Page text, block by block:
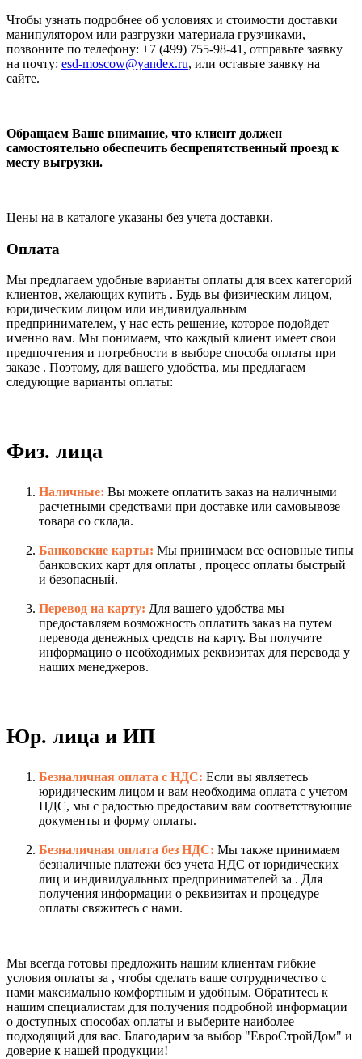
Чтобы узнать подробнее об условиях и стоимости доставки
манипулятором или разгрузки материала грузчиками,
позвоните по телефону: +7 (499) 755-98-41, отправьте заявку
на почту: esd-moscow@yandex.ru, или оставьте заявку на
сайте.
Обращаем Ваше внимание, что клиент должен
самостоятельно обеспечить беспрепятственный проезд к
месту выгрузки.
Цены на в каталоге указаны без учета доставки.
Оплата
Мы предлагаем удобные варианты оплаты для всех категорий
клиентов, желающих купить . Будь вы физическим лицом,
юридическим лицом или индивидуальным
предпринимателем, у нас есть решение, которое подойдет
именно вам. Мы понимаем, что каждый клиент имеет свои
предпочтения и потребности в выборе способа оплаты при
заказе . Поэтому, для вашего удобства, мы предлагаем
следующие варианты оплаты:
Физ. лица
Наличные: Вы можете оплатить заказ на наличными
расчетными средствами при доставке или самовывозе
товара со склада.
Банковские карты: Мы принимаем все основные типы
банковских карт для оплаты , процесс оплаты быстрый
и безопасный.
Перевод на карту: Для вашего удобства мы
предоставляем возможность оплатить заказ на путем
перевода денежных средств на карту. Вы получите
информацию о необходимых реквизитах для перевода у
наших менеджеров.
Юр. лица и ИП
Безналичная оплата с НДС: Если вы являетесь
юридическим лицом и вам необходима оплата с учетом
НДС, мы с радостью предоставим вам соответствующие
документы и форму оплаты.
Безналичная оплата без НДС: Мы также принимаем
безналичные платежи без учета НДС от юридических
лиц и индивидуальных предпринимателей за . Для
получения информации о реквизитах и процедуре
оплаты свяжитесь с нами.
Мы всегда готовы предложить нашим клиентам гибкие
условия оплаты за , чтобы сделать ваше сотрудничество с
нами максимально комфортным и удобным. Обратитесь к
нашим специалистам для получения подробной информации
о доступных способах оплаты и выберите наиболее
подходящий для вас. Благодарим за выбор "ЕвроСтройДом" и
доверие к нашей продукции!